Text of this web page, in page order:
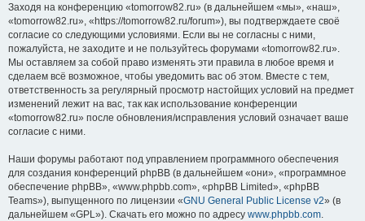
Заходя на конференцию «tomorrow82.ru» (в дальнейшем «мы», «наш»,
«tomorrow82.ru», «https://tomorrow82.ru/forum»), вы подтверждаете своё
согласие со следующими условиями. Если вы не согласны с ними,
пожалуйста, не заходите и не пользуйтесь форумами «tomorrow82.ru».
Мы оставляем за собой право изменять эти правила в любое время и
сделаем всё возможное, чтобы уведомить вас об этом. Вместе с тем,
ответственность за регулярный просмотр настойщих условий на предмет
изменений лежит на вас, так как использование конференции
«tomorrow82.ru» после обновления/исправления условий означает ваше
согласие с ними.
Наши форумы работают под управлением программного обеспечения
для создания конференций phpBB (в дальнейшем «они», «программное
обеспечение phpBB», «www.phpbb.com», «phpBB Limited», «phpBB
Teams»), выпущенного по лицензии «GNU General Public License v2» (в
дальнейшем «GPL»). Скачать его можно по адресу www.phpbb.com.